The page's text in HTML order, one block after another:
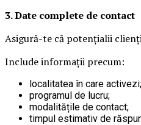
3. Date complete de contact
Asigură-te că potențialii
Include informații precum:
localitatea în care activezi;
programul de lucru;
modalitățile de contact;
timpul estimativ de